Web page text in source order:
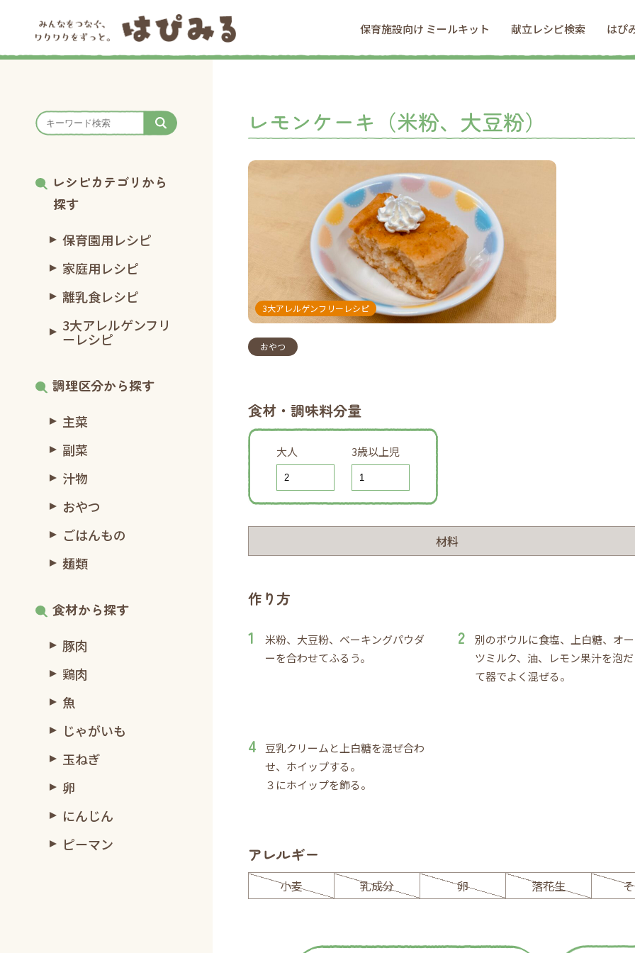
保育施設向け ミールキット 献立レシピ検索 はぴ
レシピカテゴリから
探す
保育園用レシピ
家庭用レシピ
離乳食レシピ
3大アレルゲンフリ
ーレシピ
調理区分から探す
主菜
副菜
汁物
おやつ
ごはんもの
麺類
食材から探す
豚肉
鶏肉
魚
じゃがいも
玉ねぎ
卵
にんじん
ピーマン
レモンケーキ（米粉、大豆粉）
3大アレルゲンフリーレシピ
おやつ
食材・調味料分量
大人 3歳以上児
材料
作り方
米粉、大豆粉、ベーキングパウダ
ーを合わせてふるう。
別のボウルに食塩、上白糖、オー
ツミルク、油、レモン果汁を泡だ
て器でよく混ぜる。
豆乳クリームと上白糖を混ぜ合わ
せ、ホイップする。
３にホイップを飾る。
アレルギー
小麦 乳成分 卵 落花生